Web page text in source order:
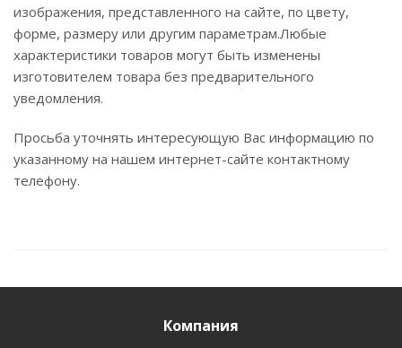
изображения, представленного на сайте, по цвету,
форме, размеру или другим параметрам.Любые
характеристики товаров могут быть изменены
изготовителем товара без предварительного
уведомления.
Просьба уточнять интересующую Вас информацию по
указанному на нашем интернет-сайте контактному
телефону.
Компания